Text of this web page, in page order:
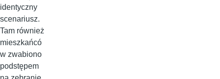
identyczny
scenariusz.
Tam również
mieszkańcó
w zwabiono
podstępem